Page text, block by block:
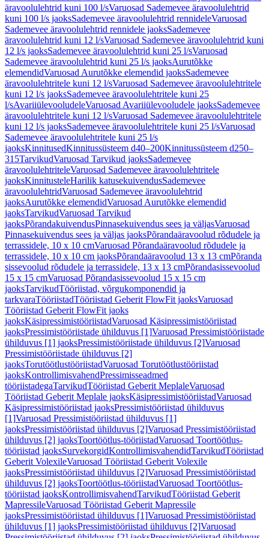
äravoolulehtrid kuni 100 l/sVaruosad Sademevee äravoolulehtrid
kuni 100 l/s jaoksSademevee äravoolulehtrid rennideleVaruosad
Sademevee äravoolulehtrid rennidele jaoksSademevee
äravoolulehtrid kuni 12 l/sVaruosad Sademevee äravoolulehtrid kuni
12 l/s jaoksSademevee äravoolulehtrid kuni 25 l/sVaruosad
Sademevee äravoolulehtrid kuni 25 l/s jaoksAurutõkke
elemendidVaruosad Aurutõkke elemendid jaoksSademevee
äravoolulehtritele kuni 12 l/sVaruosad Sademevee äravoolulehtritele
kuni 12 l/s jaoksSademevee äravoolulehtritele kuni 25
l/sAvariiülevooludeleVaruosad Avariiülevooludele jaoksSademevee
äravoolulehtritele kuni 12 l/sVaruosad Sademevee äravoolulehtritele
kuni 12 l/s jaoksSademevee äravoolulehtritele kuni 25 l/sVaruosad
Sademevee äravoolulehtritele kuni 25 l/s
jaoksKinnitusedKinnitussüsteem d40–200Kinnitussüsteem d250–
315TarvikudVaruosad Tarvikud jaoksSademevee
äravoolulehtriteleVaruosad Sademevee äravoolulehtritele
jaoksKinnitusteleHarilik katusekuivendusSademevee
äravoolulehtridVaruosad Sademevee äravoolulehtrid
jaoksAurutõkke elemendidVaruosad Aurutõkke elemendid
jaoksTarvikudVaruosad Tarvikud
jaoksPõrandakuivendusPinnasekuivendus sees ja väljasVaruosad
Pinnasekuivendus sees ja väljas jaoksPõrandaäravoolud rõdudele ja
terrassidele, 10 x 10 cmVaruosad Põrandaäravoolud rõdudele ja
terrassidele, 10 x 10 cm jaoksPõrandaäravoolud 13 x 13 cmPõranda
sissevoolud rõdudele ja terrassidele, 13 x 13 cmPõrandasissevoolud
15 x 15 cmVaruosad Põrandasissevoolud 15 x 15 cm
jaoksTarvikudTööriistad, võrgukomponendid ja
tarkvaraTööriistadTööriistad Geberit FlowFit jaoksVaruosad
Tööriistad Geberit FlowFit jaoks
jaoksKäsipressimistööriistadVaruosad Käsipressimistööriistad
jaoksPressimistööriistade ühilduvus [1]Varuosad Pressimistööriistade
ühilduvus [1] jaoksPressimistööriistade ühilduvus [2]Varuosad
Pressimistööriistade ühilduvus [2]
jaoksTorutöötlustööriistadVaruosad Torutöötlustööriistad
jaoksKontrollimisvahendPressimisseadmed
tööriistadegaTarvikudTööriistad Geberit MeplaleVaruosad
Tööriistad Geberit Meplale jaoksKäsipressimistööriistadVaruosad
Käsipressimistööriistad jaoksPressimistööriistad ühilduvus
[1]Varuosad Pressimistööriistad ühilduvus [1]
jaoksPressimistööriistad ühilduvus [2]Varuosad Pressimistööriistad
ühilduvus [2] jaoksToortöötlus-tööriistadVaruosad Toortöötlus-
tööriistad jaoksSurvekorgidKontrollimisvahendidTarvikudTööriistad
Geberit VolexileVaruosad Tööriistad Geberit Volexile
jaoksPressimistööriistad ühilduvus [2]Varuosad Pressimistööriistad
ühilduvus [2] jaoksToortöötlus-tööriistadVaruosad Toortöötlus-
tööriistad jaoksKontrollimisvahendTarvikudTööriistad Geberit
MapressileVaruosad Tööriistad Geberit Mapressile
jaoksPressimistööriistad ühilduvus [1]Varuosad Pressimistööriistad
ühilduvus [1] jaoksPressimistööriistad ühilduvus [2]Varuosad